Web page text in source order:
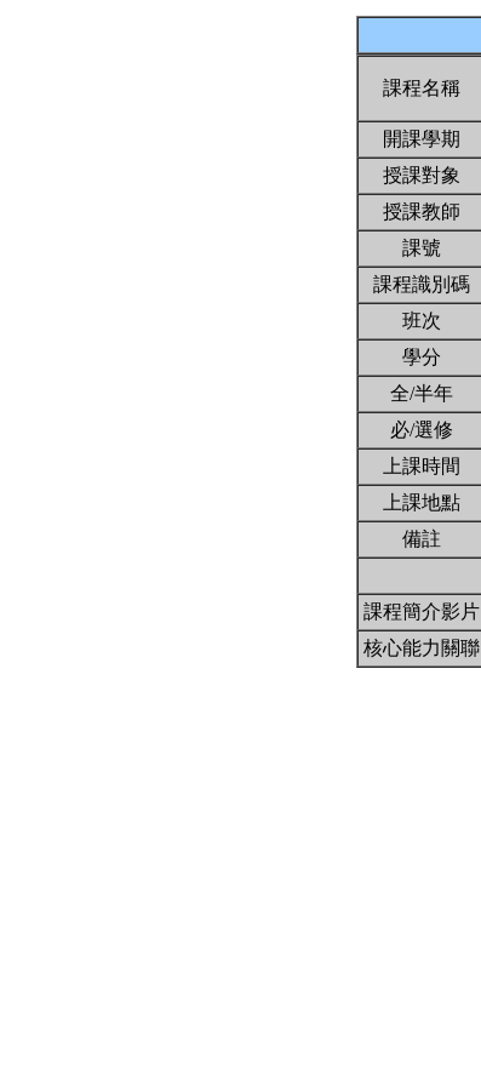
課程名稱
開課學期
授課對象
授課教師
課號
課程識別碼
班次
學分
全/半年
必/選修
上課時間
上課地點
備註
課程簡介影片
核心能力關聯